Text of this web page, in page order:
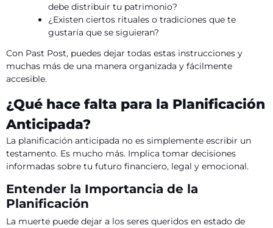
debe distribuir tu patrimonio?
¿Existen ciertos rituales o tradiciones que te
gustaría que se siguieran?
Con Past Post, puedes dejar todas estas instrucciones y
muchas más de una manera organizada y fácilmente
accesible.
¿Qué hace falta para la Planificación
Anticipada?
La planificación anticipada no es simplemente escribir un
testamento. Es mucho más. Implica tomar decisiones
informadas sobre tu futuro financiero, legal y emocional.
Entender la Importancia de la
Planificación
La muerte puede dejar a los seres queridos en estado de